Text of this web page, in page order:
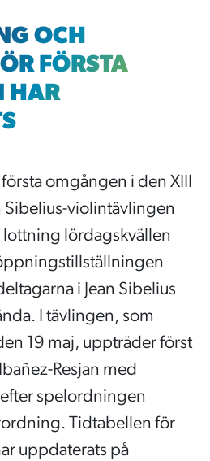
OCH
FÖRSTA
HAR
omgången i den XIII
Sibelius-violintävlingen
lördagskvällen
i Jean Sibelius
I tävlingen, som
19 maj, uppträder först
Resjan med
spelordningen
Tidtabellen för
uppdaterats på